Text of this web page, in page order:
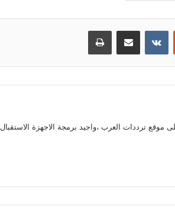
مشاركة عبر البريد طباعة
ترددات العرب ،واجيد برمجة الاجهزة الاستقبال